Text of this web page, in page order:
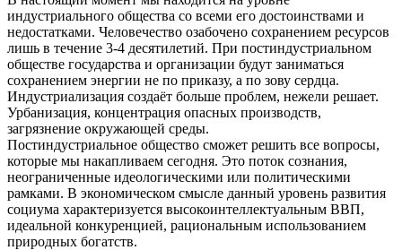
индустриального общества со всеми его достоинствами и
недостатками. Человечество озабочено сохранением ресурсов
лишь в течение 3-4 десятилетий. При постиндустриальном
обществе государства и организации будут заниматься
сохранением энергии не по приказу, а по зову сердца.
Индустриализация создаёт больше проблем, нежели решает.
Урбанизация, концентрация опасных производств,
загрязнение окружающей среды.
Постиндустриальное общество сможет решить все вопросы,
которые мы накапливаем сегодня. Это поток сознания,
неограниченные идеологическими или политическими
рамками. В экономическом смысле данный уровень развития
социума характеризуется высокоинтеллектуальным ВВП,
идеальной конкуренцией, рациональным использованием
природных богатств.